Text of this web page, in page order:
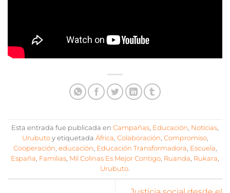
Esta entrada fue publicada en Campañas, Educación, Noticias,
Urubutoy etiquetada África, Colaboración, Compromiso,
Cooperación, educación, Educación Transformadora, Escuela,
España, Familias, Mil Colinas Es Mejor Contigo, Ruanda, Rukara,
Urubuto.